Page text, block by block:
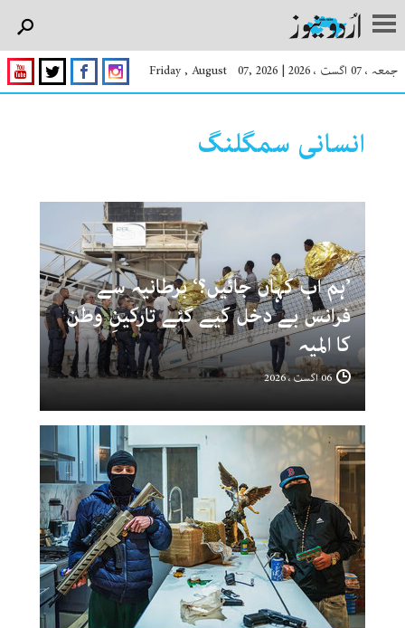
جمعہ ، 07 اگست ، 2026 |
Friday , August 07, 2026
انسانی سمگلنگ
’ہم اب کہاں جائیں؟‘ برطانیہ سے
فرانس بے دخل کیے گئے تارکینِ وطن
کا المیہ
06 اگست ، 2026